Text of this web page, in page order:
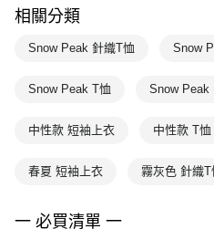
相關分類
Snow Peak 針織T恤 Snow
Snow Peak T恤 Snow Peak
中性款 短袖上衣 中性款 T恤
春夏 短袖上衣 霧灰色 針織T
一 必買清單 一